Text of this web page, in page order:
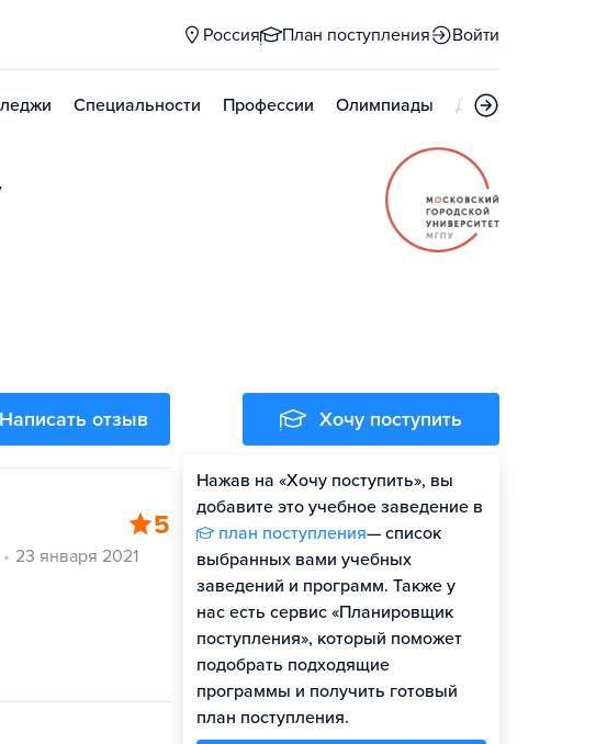
Россия План поступления Войти
Специальности Профессии Олимпиады Дни открытых
Написать отзыв
5
23 января 2021
Хочу поступить
Нажав на «Хочу поступить», вы
добавите это учебное заведение в
план поступления— список
выбранных вами учебных
заведений и программ. Также у
нас есть сервис «Планировщик
поступления», который поможет
подобрать подходящие
программы и получить готовый
план поступления.
Оценить шансы
Представитель вуза